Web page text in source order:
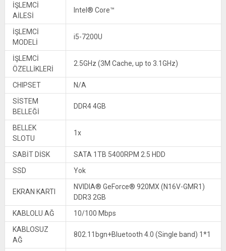
İŞLEMCİ
AİLESİ
Intel® Core™
İŞLEMCİ
MODELİ
i5-7200U
İŞLEMCİ
ÖZELLİKLERİ
2.5GHz (3M Cache, up to 3.1GHz)
CHIPSET
N/A
SİSTEM
BELLEĞİ
DDR4 4GB
BELLEK
SLOTU
1x
SABİT DİSK
SATA 1TB 5400RPM 2.5 HDD
SSD
Yok
EKRAN KARTI
NVIDIA® GeForce® 920MX (N16V-GMR1)
DDR3 2GB
KABLOLU AĞ
10/100 Mbps
KABLOSUZ
AĞ
802.11bgn+Bluetooth 4.0 (Single band) 1*1